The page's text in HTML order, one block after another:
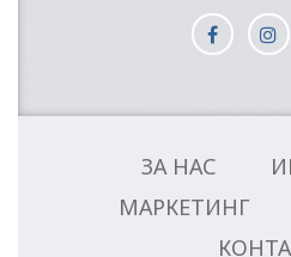
ЗА НАС
МАРКЕТИНГ